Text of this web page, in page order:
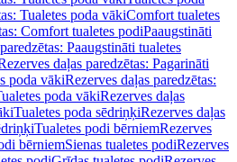
Tualetes poda vākiComfort tualetes
Comfort tualetes podiPaaugstināti
Paaugstināti tualetes
daļas paredzētas: Pagarināti
poda vākiRezerves daļas paredzētas:
poda vākiRezerves daļas
Tualetes poda sēdriņķiRezerves daļas
Tualetes podi bērniemRezerves
bērniemSienas tualetes podiRezerves